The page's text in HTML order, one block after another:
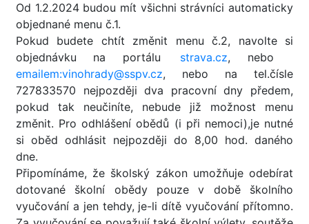
Od 1.2.2024 budou mít všichni strávníci automaticky
objednané menu č.1.
Pokud budete chtít změnit menu č.2, navolte si
objednávku na portálu
strava.cz, nebo
emailem:vinohrady@sspv.cz, nebo na tel.čísle
727833570 nejpozději dva pracovní dny předem,
pokud tak neučiníte, nebude již možnost menu
změnit. Pro odhlášení obědů (i při nemoci),je nutné
si oběd odhlásit nejpozději do 8,00 hod. daného
dne.
Připomínáme, že školský zákon umožňuje odebírat
dotované školní obědy pouze v době školního
vyučování a jen tehdy, je-li dítě vyučování přítomno.